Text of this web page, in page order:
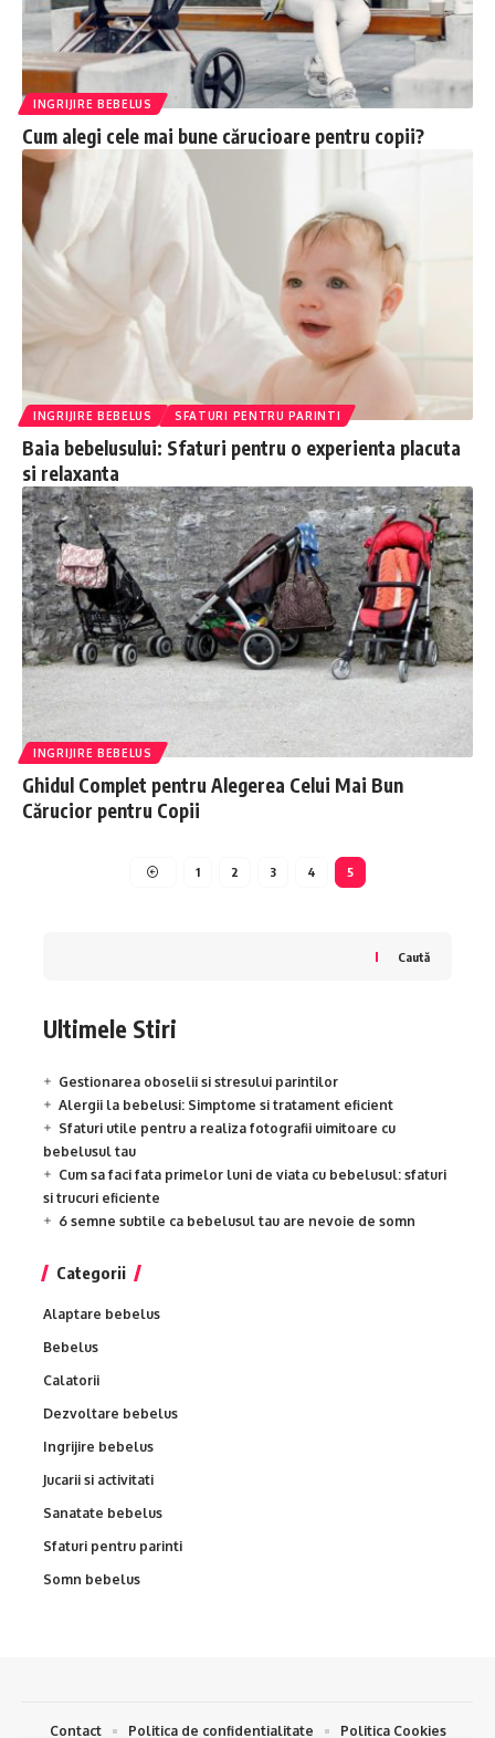
INGRIJIRE BEBELUS
Cum alegi cele mai bune cărucioare pentru copii?
INGRIJIRE BEBELUS SFATURI PENTRU PARINTI
Baia bebelusului: Sfaturi pentru o experienta placuta
si relaxanta
INGRIJIRE BEBELUS
Ghidul Complet pentru Alegerea Celui Mai Bun
Cărucior pentru Copii
1 2 3 4 5
Caută
Ultimele Stiri
Gestionarea oboselii si stresului parintilor
Alergii la bebelusi: Simptome si tratament eficient
Sfaturi utile pentru a realiza fotografii uimitoare cu
bebelusul tau
Cum sa faci fata primelor luni de viata cu bebelusul: sfaturi
si trucuri eficiente
6 semne subtile ca bebelusul tau are nevoie de somn
Categorii
Alaptare bebelus
Bebelus
Calatorii
Dezvoltare bebelus
Ingrijire bebelus
Jucarii si activitati
Sanatate bebelus
Sfaturi pentru parinti
Somn bebelus
Contact Politica de confidentialitate Politica Cookies